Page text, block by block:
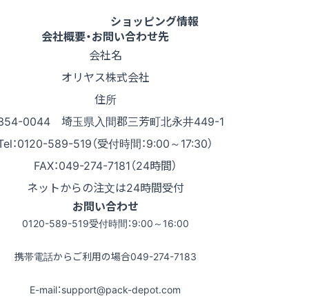
ショッピング情報
会社概要・お問い合わせ先
会社名
オリヤス株式会社
住所
0044 埼玉県入間郡三芳町北永井449-1
：0120-589-519（受付時間：9:00～17:30）
FAX：049-274-7181（24時間）
ネットからの注文は24時間受付
お問い合わせ
0120-589-519受付時間：9:00～16:00
携帯電話からご利用の場合049-274-7183
E-mail：support@pack-depot.com